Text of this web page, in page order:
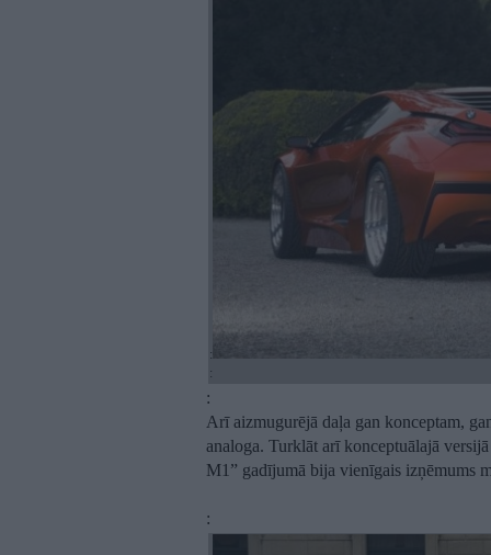
:
:
:
Arī aizmugurējā daļa gan konceptam,
analoga. Turklāt arī konceptuālajā
M1” gadījumā bija vienīgais izņēmums
: